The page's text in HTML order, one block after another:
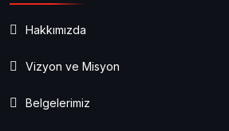
Hakkımızda
Vizyon ve Misyon
Belgelerimiz